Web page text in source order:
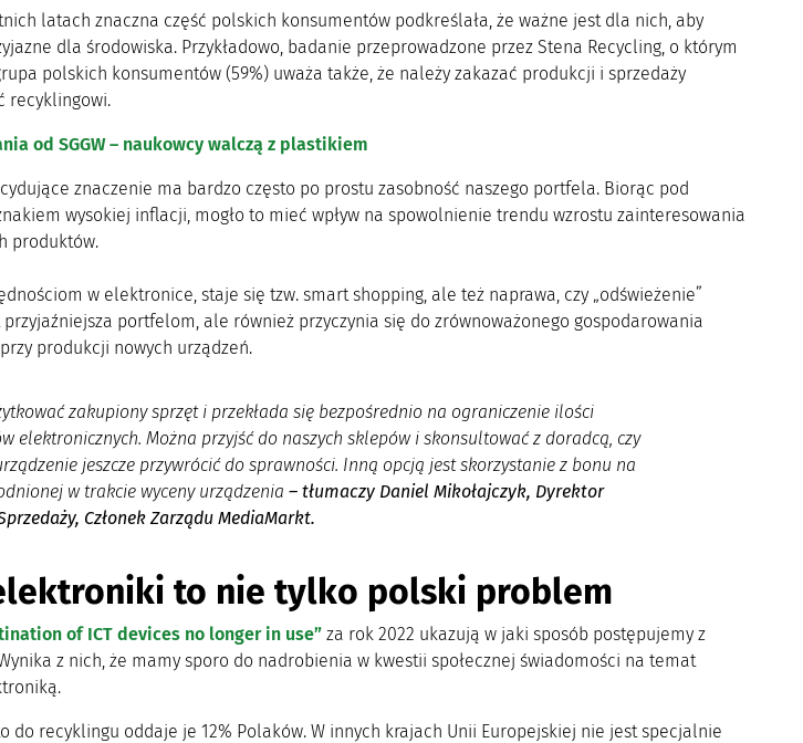
latach znaczna część polskich konsumentów podkreślała, że ważne jest dla nich, aby
dla środowiska. Przykładowo, badanie przeprowadzone przez Stena Recycling, o którym
polskich konsumentów (59%) uważa także, że należy zakazać produkcji i sprzedaży
recyklingowi.
od SGGW – naukowcy walczą z plastikiem
znaczenie ma bardzo często po prostu zasobność naszego portfela. Biorąc pod
wysokiej inflacji, mogło to mieć wpływ na spowolnienie trendu wzrostu zainteresowania
produktów.
w elektronice, staje się tzw. smart shopping, ale też naprawa, czy „odświeżenie”
portfelom, ale również przyczynia się do zrównoważonego gospodarowania
produkcji nowych urządzeń.
zakupiony sprzęt i przekłada się bezpośrednio na ograniczenie ilości
elektronicznych. Można przyjść do naszych sklepów i skonsultować z doradcą, czy
jeszcze przywrócić do sprawności. Inną opcją jest skorzystanie z bonu na
w trakcie wyceny urządzenia– tłumaczy Daniel Mikołajczyk, Dyrektor
Członek Zarządu MediaMarkt.
to nie tylko polski problem
of ICT devices no longer in use”za rok 2022 ukazują w jaki sposób postępujemy z
z nich, że mamy sporo do nadrobienia w kwestii społecznej świadomości na temat
do recyklingu oddaje je 12% Polaków. W innych krajach Unii Europejskiej nie jest specjalnie